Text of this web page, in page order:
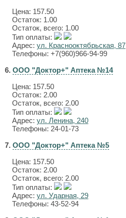
Цена: 157.50
Остаток: 1.00
Остаток, всего: 1.00
Тип оплаты:
Адрес: ул. Краснооктябрьская, 87
Телефоны: +7(960)966-94-99
6. ООО "Доктор+" Аптека №14
Цена: 157.50
Остаток: 2.00
Остаток, всего: 2.00
Тип оплаты:
Адрес: ул. Ленина, 240
Телефоны: 24-01-73
7. ООО "Доктор+" Аптека №5
Цена: 157.50
Остаток: 2.00
Остаток, всего: 2.00
Тип оплаты:
Адрес: ул. Ударная, 29
Телефоны: 43-52-94